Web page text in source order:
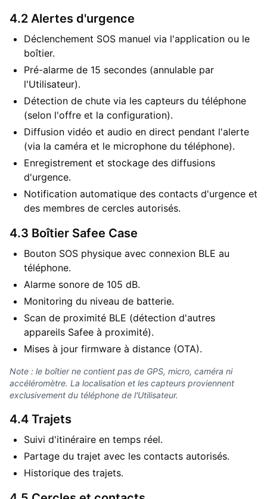
4.2 Alertes d'urgence
Déclenchement SOS manuel via l'application ou le
boîtier.
Pré-alarme de 15 secondes (annulable par
l'Utilisateur).
Détection de chute via les capteurs du téléphone
(selon l'offre et la configuration).
Diffusion vidéo et audio en direct pendant l'alerte
(via la caméra et le microphone du téléphone).
Enregistrement et stockage des diffusions
d'urgence.
Notification automatique des contacts d'urgence et
des membres de cercles autorisés.
4.3 Boîtier Safee Case
Bouton SOS physique avec connexion BLE au
téléphone.
Alarme sonore de 105 dB.
Monitoring du niveau de batterie.
Scan de proximité BLE (détection d'autres
appareils Safee à proximité).
Mises à jour firmware à distance (OTA).
Note : le boîtier ne contient pas de GPS, micro, caméra ni
accéléromètre. La localisation et les capteurs proviennent
exclusivement du téléphone de l'Utilisateur.
4.4 Trajets
Suivi d'itinéraire en temps réel.
Partage du trajet avec les contacts autorisés.
Historique des trajets.